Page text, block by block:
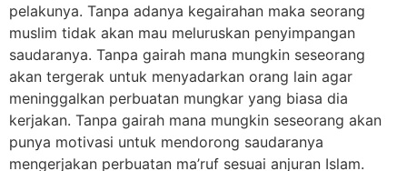
pelakunya. Tanpa adanya kegairahan maka seorang
muslim tidak akan mau meluruskan penyimpangan
saudaranya. Tanpa gairah mana mungkin seseorang
akan tergerak untuk menyadarkan orang lain agar
meninggalkan perbuatan mungkar yang biasa dia
kerjakan. Tanpa gairah mana mungkin seseorang akan
punya motivasi untuk mendorong saudaranya
mengerjakan perbuatan ma’ruf sesuai anjuran Islam.